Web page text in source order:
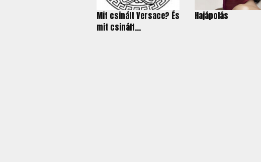
Mit csinált Versace? És
mit csinált...
Hajápolás